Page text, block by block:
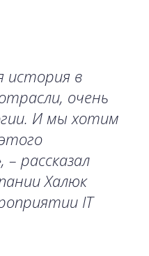
история в
очень
И мы хотим
рассказал
Халюк
IT